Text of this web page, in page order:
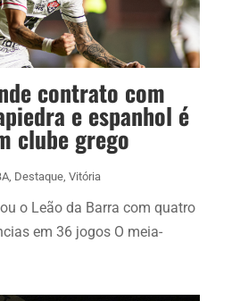
contrato com
e espanhol é
clube grego
, Destaque, Vitória
o Leão da Barra com quatro
em 36 jogos O meia-